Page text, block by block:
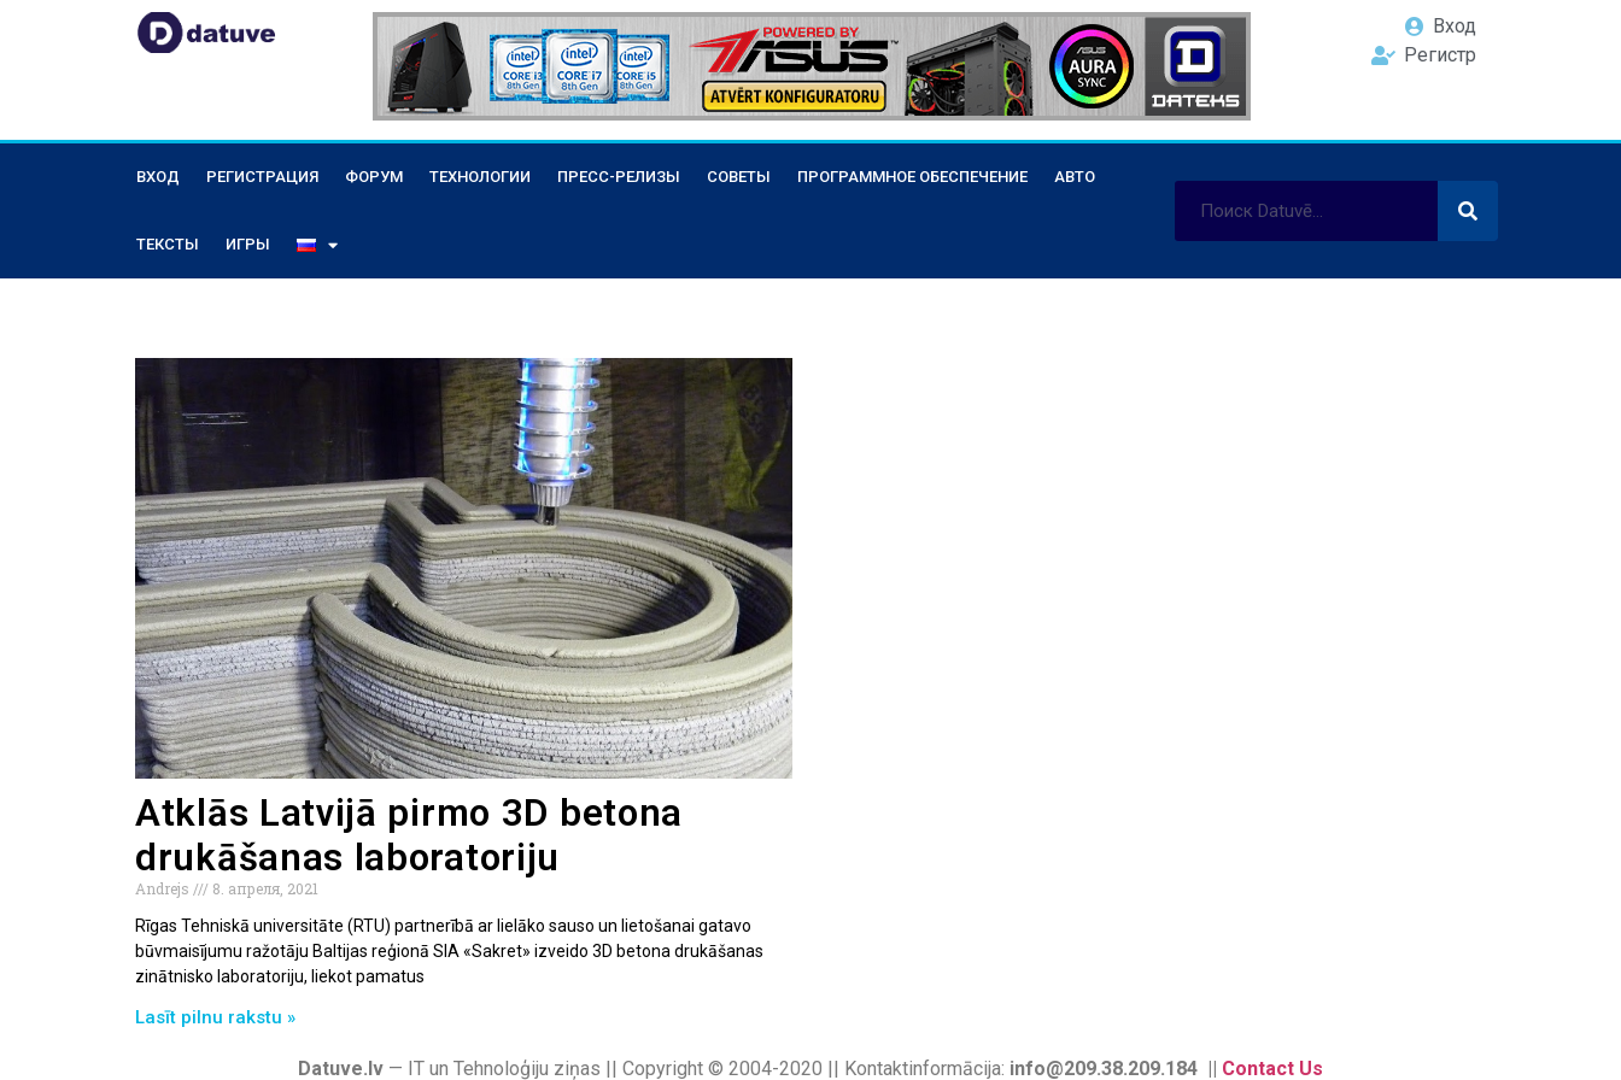
Вход
Регистр
ВХОД РЕГИСТРАЦИЯ ФОРУМ ТЕХНОЛОГИИ ПРЕСС-РЕЛИЗЫ СОВЕТЫ ПРОГРАММНОЕ ОБЕСПЕЧЕНИЕ АВТО
ТЕКСТЫ ИГРЫ
Atklās Latvijā pirmo 3D betona
drukāšanas laboratoriju
Andrejs
8. апреля, 2021
Rīgas Tehniskā universitāte (RTU) partnerībā ar lielāko sauso un lietošanai gatavo
būvmaisījumu ražotāju Baltijas reģionā SIA «Sakret» izveido 3D betona drukāšanas
zinātnisko laboratoriju, liekot pamatus
Lasīt pilnu rakstu »
Datuve.lv — IT un Tehnoloģiju ziņas || Copyright © 2004-2020 || Kontaktinformācija: info@209.38.209.184 || Contact Us